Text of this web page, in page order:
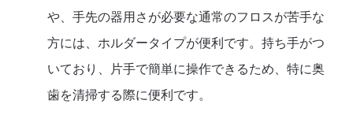
や、手先の器用さが必要な通常のフロスが苦手な
方には、ホルダータイプが便利です。持ち手がつ
いており、片手で簡単に操作できるため、特に奥
歯を清掃する際に便利です。